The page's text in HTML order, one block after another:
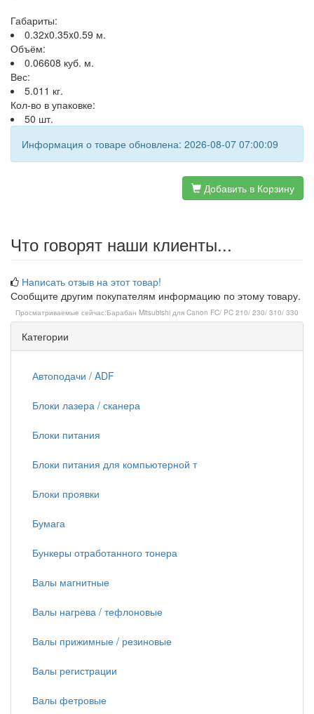
Габариты:
0.32x0.35x0.59 м.
Объём:
0.06608 куб. м.
Вес:
5.011 кг.
Кол-во в упаковке:
50 шт.
Информация о товаре обновлена: 2026-08-07 07:00:09
Добавить в Корзину
Что говорят наши клиенты...
Написать отзыв на этот товар!
Сообщите другим покупателям информацию по этому товару.
Просматриваемые сейчас:Барабан Mitsubishi для Canon FC/ PC 210/ 230/ 310/ 330
Категории
Автоподачи / ADF
Блоки лазера / сканера
Блоки питания
Блоки питания для компьютерной т
Блоки проявки
Бумага
Бункеры отработанного тонера
Валы магнитные
Валы нагрева / тефлоновые
Валы прижимные / резиновые
Валы регистрации
Валы фетровые